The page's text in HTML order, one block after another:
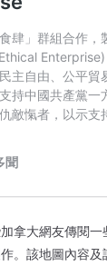
拿大網友傳閱
。該地圖內容